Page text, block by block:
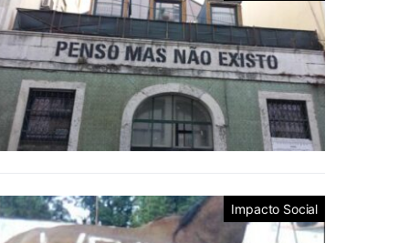
Impacto Social